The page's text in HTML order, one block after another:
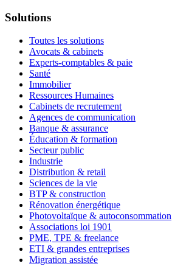
Solutions
Toutes les solutions
Avocats & cabinets
Experts-comptables & paie
Santé
Immobilier
Ressources Humaines
Cabinets de recrutement
Agences de communication
Banque & assurance
Éducation & formation
Secteur public
Industrie
Distribution & retail
Sciences de la vie
BTP & construction
Rénovation énergétique
Photovoltaïque & autoconsommation
Associations loi 1901
PME, TPE & freelance
ETI & grandes entreprises
Migration assistée